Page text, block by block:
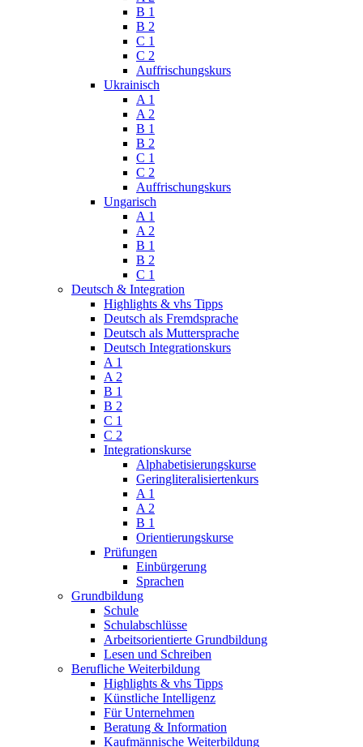
B 1
B 2
C 1
C 2
Auffrischungskurs
Ukrainisch
A 1
A 2
B 1
B 2
C 1
C 2
Auffrischungskurs
Ungarisch
A 1
A 2
B 1
B 2
C 1
Deutsch & Integration
Highlights & vhs Tipps
Deutsch als Fremdsprache
Deutsch als Muttersprache
Deutsch Integrationskurs
A 1
A 2
B 1
B 2
C 1
C 2
Integrationskurse
Alphabetisierungskurse
Geringliteralisiertenkurs
A 1
A 2
B 1
Orientierungskurse
Prüfungen
Einbürgerung
Sprachen
Grundbildung
Schule
Schulabschlüsse
Arbeitsorientierte Grundbildung
Lesen und Schreiben
Berufliche Weiterbildung
Highlights & vhs Tipps
Künstliche Intelligenz
Für Unternehmen
Beratung & Information
Kaufmännische Weiterbildung